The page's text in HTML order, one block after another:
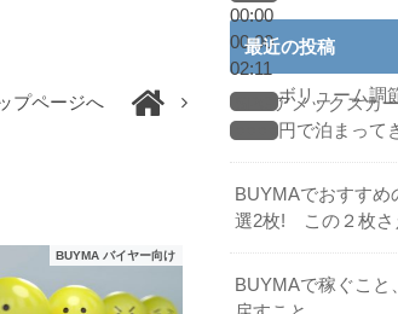
プページへ
BUYMA バイヤー向け
00:00
00:00
02:11
ボリューム調
最近の投稿
SPGアメックスカ
○○○○円で泊まって
BUYMAでおすす
選2枚! この２枚さ
BUYMAで稼ぐこと